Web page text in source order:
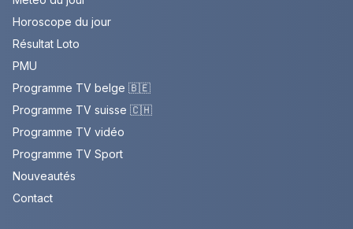
Horoscope du jour
Résultat Loto
PMU
Programme TV belge 🇧🇪
Programme TV suisse 🇨🇭
Programme TV vidéo
Programme TV Sport
Nouveautés
Contact